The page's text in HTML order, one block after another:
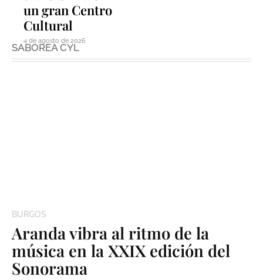
un gran Centro
Cultural
4 de agosto de 2026
SABOREA CYL
BURGOS
Aranda vibra al ritmo de la
música en la XXIX edición del
Sonorama